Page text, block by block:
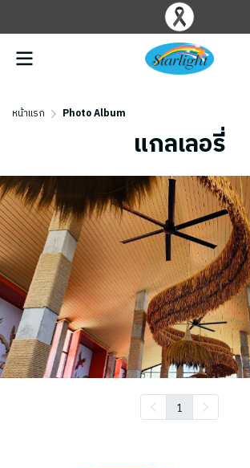
หน้าแรก Photo Album
แกลเลอรี่
1